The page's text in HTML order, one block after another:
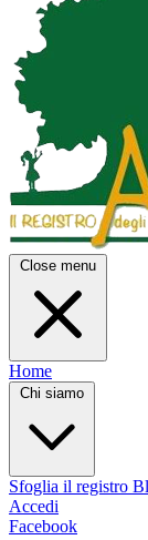
Close menu
Home
Chi siamo
Sfoglia il registro
Accedi
Facebook